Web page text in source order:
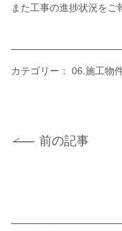
また工事の進捗状況を
カテゴリー： 06.施工物
前の記事